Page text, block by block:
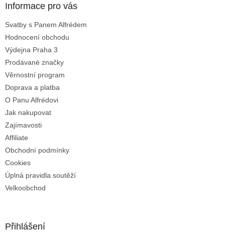
Informace pro vás
Svatby s Panem Alfrédem
Hodnocení obchodu
Výdejna Praha 3
Prodávané značky
Věrnostní program
Doprava a platba
O Panu Alfrédovi
Jak nakupovat
Zajímavosti
Affiliate
Obchodní podmínky
Cookies
Úplná pravidla soutěží
Velkoobchod
Přihlášení